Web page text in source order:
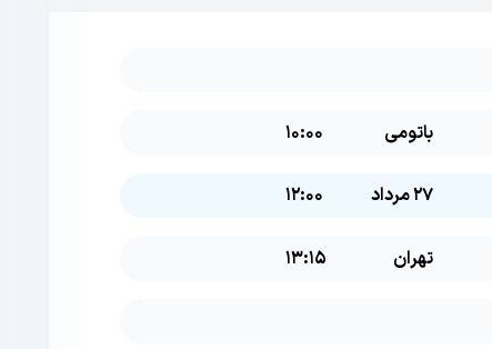
باتومی 10:00
27 مرداد 12:00
تهران 13:15